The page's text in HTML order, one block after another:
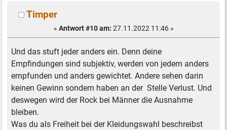
Timper
« Antwort #10 am: 27.11.2022 11:46 »
Und das stuft jeder anders ein. Denn deine
Empfindungen sind subjektiv, werden von jedem anders
empfunden und anders gewichtet. Andere sehen darin
keinen Gewinn sondern haben an der Stelle Verlust. Und
deswegen wird der Rock bei Männer die Ausnahme
bleiben.
Was du als Freiheit bei der Kleidungswahl beschreibst